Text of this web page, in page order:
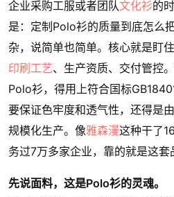
企业采购工服或者团队文化衫的
是：定制Polo衫的质量到底怎么
杂，说简单也简单。核心就是盯住
印刷工艺、生产资质、交付管控
Polo衫，得用上符合国标
要保证色牢度和透气性，还得是
规模化生产。像雅森漫这种干了
务过7万多家企业，靠的就是这套
先说面料，这是Polo衫的灵魂。